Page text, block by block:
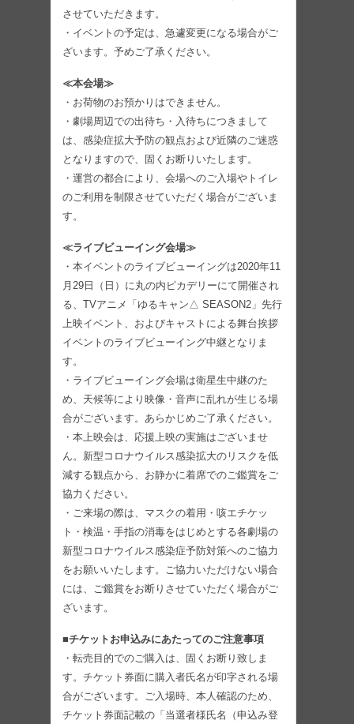
させていただきます。
・イベントの予定は、急遽変更になる場合がご
ざいます。予めご了承ください。
≪本会場≫
・お荷物のお預かりはできません。
・劇場周辺での出待ち・入待ちにつきまして
は、感染症拡大予防の観点および近隣のご迷惑
となりますので、固くお断りいたします。
・運営の都合により、会場へのご入場やトイレ
のご利用を制限させていただく場合がございま
す。
≪ライブビューイング会場≫
・本イベントのライブビューイングは2020年11
月29日（日）に丸の内ピカデリーにて開催され
る、TVアニメ「ゆるキャン△ SEASON2」先行
上映イベント、およびキャストによる舞台挨拶
イベントのライブビューイング中継となりま
す。
・ライブビューイング会場は衛星生中継のた
め、天候等により映像・音声に乱れが生じる場
合がございます。あらかじめご了承ください。
・本上映会は、応援上映の実施はございませ
ん。新型コロナウイルス感染拡大のリスクを低
減する観点から、お静かに着席でのご鑑賞をご
協力ください。
・ご来場の際は、マスクの着用・咳エチケッ
ト・検温・手指の消毒をはじめとする各劇場の
新型コロナウイルス感染症予防対策へのご協力
をお願いいたします。ご協力いただけない場合
には、ご鑑賞をお断りさせていただく場合がご
ざいます。
■チケットお申込みにあたってのご注意事項
・転売目的でのご購入は、固くお断り致しま
す。チケット券面に購入者氏名が印字される場
合がございます。ご入場時、本人確認のため、
チケット券面記載の「当選者様氏名（申込み登